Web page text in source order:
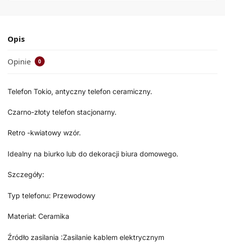
Opis
Opinie 0
Telefon Tokio, antyczny telefon ceramiczny.
Czarno-złoty telefon stacjonarny.
Retro -kwiatowy wzór.
Idealny na biurko lub do dekoracji biura domowego.
Szczegóły:
Typ telefonu: Przewodowy
Materiał: Ceramika
Źródło zasilania :Zasilanie kablem elektrycznym